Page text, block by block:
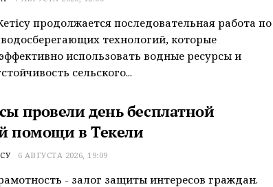
продолжается последовательная работа по
технологий, которые
использовать водные ресурсы и
сельского...
провели день бесплатной
помощи в Текели
6 АВГУСТА 2026, 19:09
- залог защиты интересов граждан.